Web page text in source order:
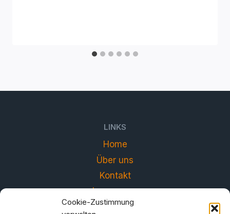
Cookie-Zustimmung
LINKS
Home
Über uns
Kontakt
Impressum
Datenschutzerklärung